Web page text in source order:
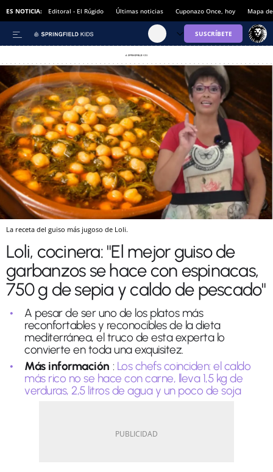
ES NOTICIA: Editoral - El Rúgido Últimas noticias Cuponazo Once, hoy Mapa
La receta del guiso más jugoso de Loli.
Loli, cocinera: "El mejor guiso de
garbanzos se hace con espinacas,
750 g de sepia y caldo de pescado"
A pesar de ser uno de los platos más
reconfortables y reconocibles de la dieta
mediterránea, el truco de esta experta lo
convierte en toda una exquisitez.
Más información : Los chefs coinciden: el caldo
más rico no se hace con carne, lleva 1,5 kg de
verduras, 2,5 litros de agua y un poco de soja